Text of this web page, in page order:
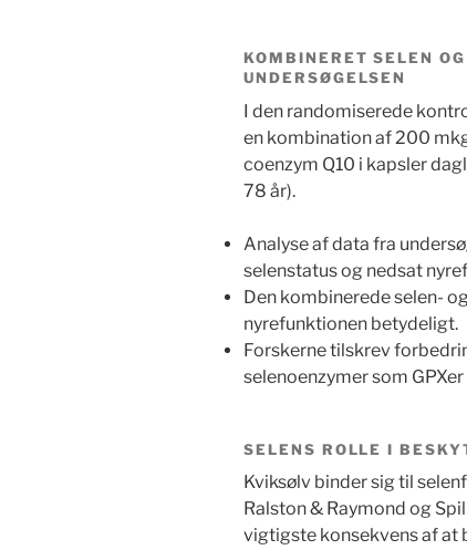
KOMBINERET SELEN
UNDERSØGELSEN
I den randomiserede
en kombination af 200
coenzym Q10 i kapsler
78 år).
Analyse af data fra
selenstatus og nedsat
Den kombinerede selen-
nyrefunktionen betydeligt.
Forskerne tilskrev
selenoenzymer som
SELENS ROLLE I
Kviksølv binder sig til
Ralston & Raymond og
vigtigste konsekvens af at